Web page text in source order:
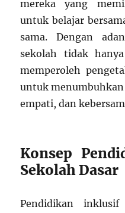
mereka yang
untuk belajar
sama. Dengan
sekolah tidak
memperoleh
untuk
empati, dan
Konsep
Sekolah Dasar
Pendidikan